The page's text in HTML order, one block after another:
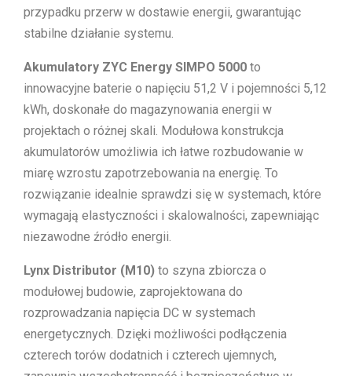
przypadku przerw w dostawie energii, gwarantując
stabilne działanie systemu.
Akumulatory ZYC Energy SIMPO 5000 to
innowacyjne baterie o napięciu 51,2 V i pojemności 5,12
kWh, doskonałe do magazynowania energii w
projektach o różnej skali. Modułowa konstrukcja
akumulatorów umożliwia ich łatwe rozbudowanie w
miarę wzrostu zapotrzebowania na energię. To
rozwiązanie idealnie sprawdzi się w systemach, które
wymagają elastyczności i skalowalności, zapewniając
niezawodne źródło energii.
Lynx Distributor (M10) to szyna zbiorcza o
modułowej budowie, zaprojektowana do
rozprowadzania napięcia DC w systemach
energetycznych. Dzięki możliwości podłączenia
czterech torów dodatnich i czterech ujemnych,